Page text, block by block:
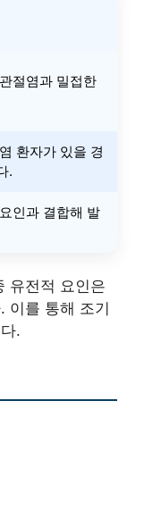
절염과 밀접한
환자가 있을 경
.
인과 결합해 발
유전적 요인은
이를 통해 조기
.